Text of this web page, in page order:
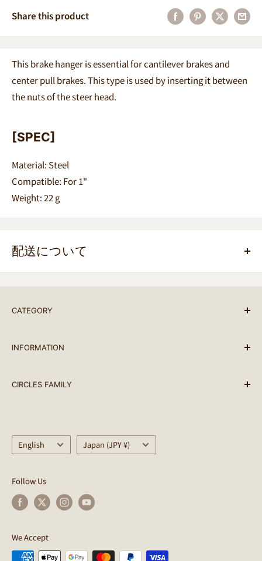
Share this product
This brake hanger is essential for cantilever brakes and
center pull brakes.This type is used by inserting it between
the nuts of the steer head.
[SPEC]
Material: Steel
Compatible: For 1"
Weight: 22g
配送について
ご注文（ご入金）後、1-2営業日以内に発送します。（基
います。）
す。(完成車、フレームセットは除く)
す。
る場合がございますのでご了承ください。 尚、配達日時
指定については、お買い物カートの追記事項よりご要望を
商品の発送元はCircles / サークルズとなります。
配送時の破損や遺失に関しては運送会社にお問合せくださ
CATEGORY
ALL PRODUCTS
PARTS
Helmet
OUTDOOR
LIFE STYLE
OUTLET
INFO
INFORMATION
terms of service
Privacy Policy
Circles Points Terms of Use
About returns
Shopping guides
CIRCLES FAMILY
SimWorks
CWD
Kyutai Paint
PINE FIELDS MARKET
CERCHI
Language
English Country/region
Japan (JPY ¥)
Follow Us
We Accept